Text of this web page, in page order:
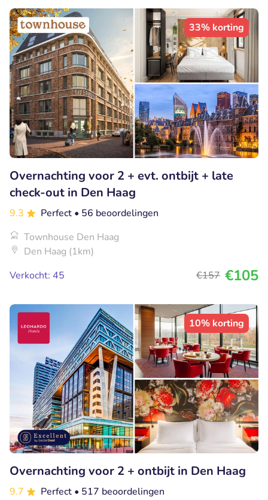
33% korting
Overnachting voor 2 + evt. ontbijt + late
check-out in Den Haag
9.3 Perfect • 56 beoordelingen
Townhouse Den Haag
Den Haag (1km)
Verkocht: 45
€157 €105
10% korting
Overnachting voor 2 + ontbijt in Den Haag
9.7 Perfect • 517 beoordelingen